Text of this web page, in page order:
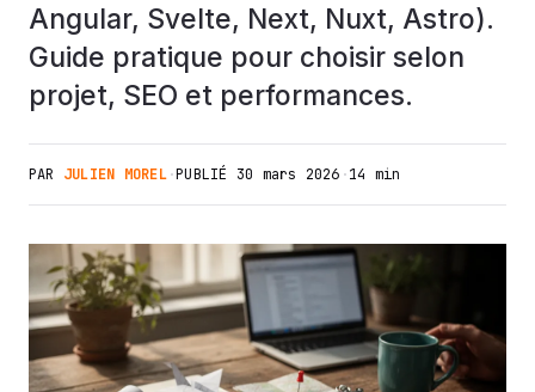
Angular, Svelte, Next, Nuxt, Astro).
Guide pratique pour choisir selon
projet, SEO et performances.
PAR JULIEN MOREL·PUBLIÉ 30 mars 2026 ·14 min